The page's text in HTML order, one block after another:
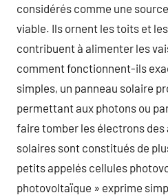
considérés comme une
viable. Ils ornent les toits et
contribuent à alimenter les
comment fonctionnent-ils
simples, un panneau solaire
permettant aux photons ou
faire tomber les électrons
solaires sont constitués de
petits appelés cellules
photovoltaïque » exprime